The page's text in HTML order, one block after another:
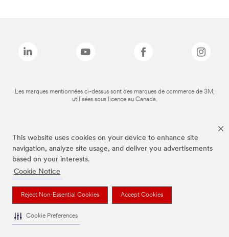
This website uses cookies on your device to enhance site
navigation, analyze site usage, and deliver you advertisements
based on your interests.
Cookie Notice
Reject Non-Essential Cookies Accept Cookies
Cookie Preferences
Les marques mentionnées ci-dessus sont des marques de commerce de 3M,
utilisées sous licence au Canada.